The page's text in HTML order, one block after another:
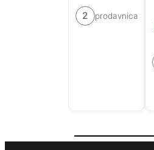
2 prodavnica